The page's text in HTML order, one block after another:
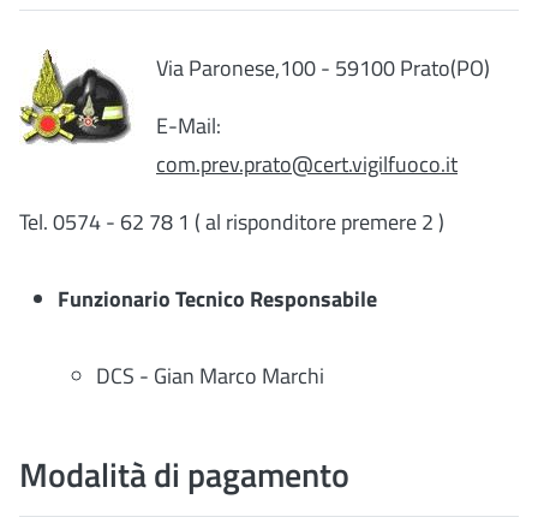
Via Paronese,100 - 59100 Prato(PO)
E-Mail:
com.prev.prato@cert.vigilfuoco.it
Tel. 0574 - 62 78 1 ( al risponditore premere 2 )
Funzionario Tecnico Responsabile
DCS - Gian Marco Marchi
Modalità di pagamento